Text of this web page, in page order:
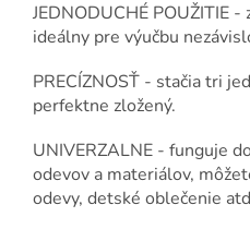
JEDNODUCHÉ POUŽITIE
ideálny pre výučbu
PRECÍZNOSŤ - stačia tri
perfektne zložený.
UNIVERZALNE - funguje
odevov a materiálov,
odevy, detské oblečenie